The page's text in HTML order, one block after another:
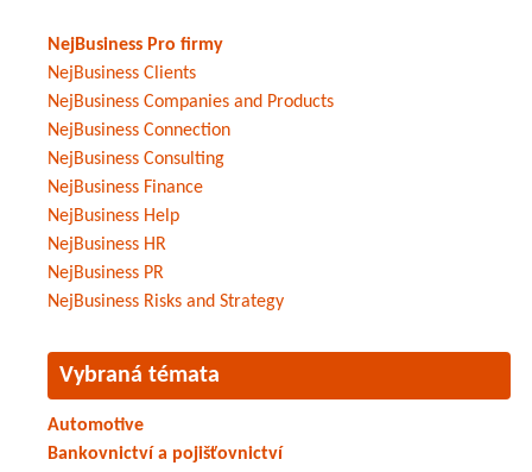
NejBusiness Pro firmy
NejBusiness Clients
NejBusiness Companies and Products
NejBusiness Connection
NejBusiness Consulting
NejBusiness Finance
NejBusiness Help
NejBusiness HR
NejBusiness PR
NejBusiness Risks and Strategy
Vybraná témata
Automotive
Bankovnictví a pojišťovnictví